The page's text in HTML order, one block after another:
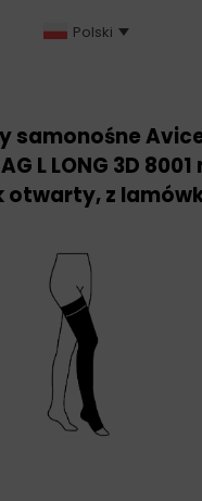
Polski
samonośne
AG L LONG 3D
otwarty, z